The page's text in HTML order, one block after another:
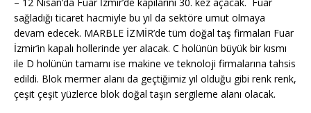
sağladığı ticaret hacmiyle bu yıl da sektöre umut olmaya
devam edecek. MARBLE İZMİR’de tüm doğal taş firmaları Fuar
İzmir’in kapalı hollerinde yer alacak. C holünün büyük bir kısmı
ile D holünün tamamı ise makine ve teknoloji firmalarına tahsis
edildi. Blok mermer alanı da geçtiğimiz yıl olduğu gibi renk renk,
çeşit çeşit yüzlerce blok doğal taşın sergileme alanı olacak.